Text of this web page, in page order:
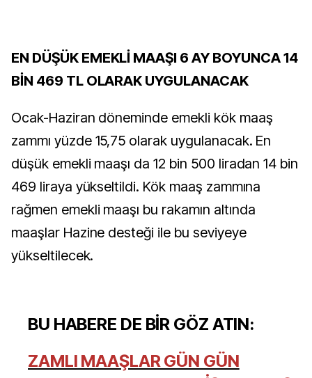
EN DÜŞÜK EMEKLİ MAAŞI 6 AY BOYUNCA 14
BİN 469 TL OLARAK UYGULANACAK
Ocak-Haziran döneminde emekli kök maaş
zammı yüzde 15,75 olarak uygulanacak. En
düşük emekli maaşı da 12 bin 500 liradan 14 bin
469 liraya yükseltildi. Kök maaş zammına
rağmen emekli maaşı bu rakamın altında
maaşlar Hazine desteği ile bu seviyeye
yükseltilecek.
BU HABERE DE BİR GÖZ ATIN:
ZAMLI MAAŞLAR GÜN GÜN